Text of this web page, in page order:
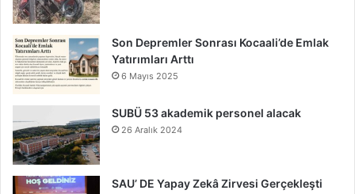
Son Depremler Sonrası Kocaali’de Emlak
Yatırımları Arttı
6 Mayıs 2025
SUBÜ 53 akademik personel alacak
26 Aralık 2024
SAU’ DE Yapay Zekâ Zirvesi Gerçekleşti